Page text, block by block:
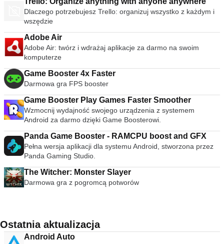
Dlaczego potrzebujesz Trello: organizuj wszystko z każdym i
wszędzie
Adobe Air
Adobe Air: twórz i wdrażaj aplikacje za darmo na swoim
komputerze
Game Booster 4x Faster
Darmowa gra FPS booster
Game Booster Play Games Faster Smoother
Wzmocnij wydajność swojego urządzenia z systemem
Android za darmo dzięki Game Boosterowi.
Panda Game Booster - RAMCPU boost and GFX
Pełna wersja aplikacji dla systemu Android, stworzona przez
Panda Gaming Studio.
The Witcher: Monster Slayer
Darmowa gra z pogromcą potworów
Ostatnia aktualizacja
Android Auto